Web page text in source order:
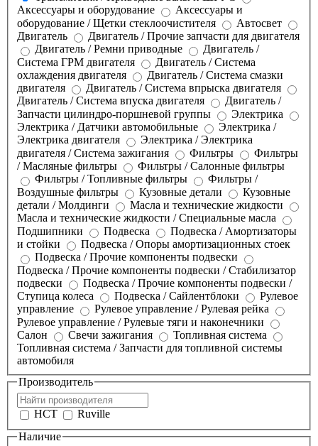
Аксессуары и оборудование
Аксессуары и
оборудование / Щетки стеклоочистителя
Автосвет
Двигатель
Двигатель / Прочие запчасти для двигателя
Двигатель / Ремни приводные
Двигатель /
Система ГРМ двигателя
Двигатель / Система
охлаждения двигателя
Двигатель / Система смазки
двигателя
Двигатель / Система впрыска двигателя
Двигатель / Система впуска двигателя
Двигатель /
Запчасти цилиндро-поршневой группы
Электрика
Электрика / Датчики автомобильные
Электрика /
Электрика двигателя
Электрика / Электрика
двигателя / Система зажигания
Фильтры
Фильтры
/ Масляные фильтры
Фильтры / Салонные фильтры
Фильтры / Топливные фильтры
Фильтры /
Воздушные фильтры
Кузовные детали
Кузовные
детали / Молдинги
Масла и технические жидкости
Масла и технические жидкости / Специальные масла
Подшипники
Подвеска
Подвеска / Амортизаторы
и стойки
Подвеска / Опоры амортизационных стоек
Подвеска / Прочие компоненты подвески
Подвеска / Прочие компоненты подвески / Стабилизатор
подвески
Подвеска / Прочие компоненты подвески /
Ступица колеса
Подвеска / Сайлентблоки
Рулевое
управление
Рулевое управление / Рулевая рейка
Рулевое управление / Рулевые тяги и наконечники
Салон
Свечи зажигания
Топливная система
Топливная система / Запчасти для топливной системы
автомобиля
Производитель
HCT
Ruville
Наличие